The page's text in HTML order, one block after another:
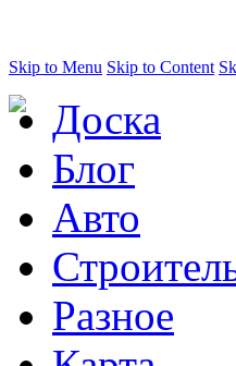
Skip to Menu Skip to Content
Доска
Блог
Авто
Разное